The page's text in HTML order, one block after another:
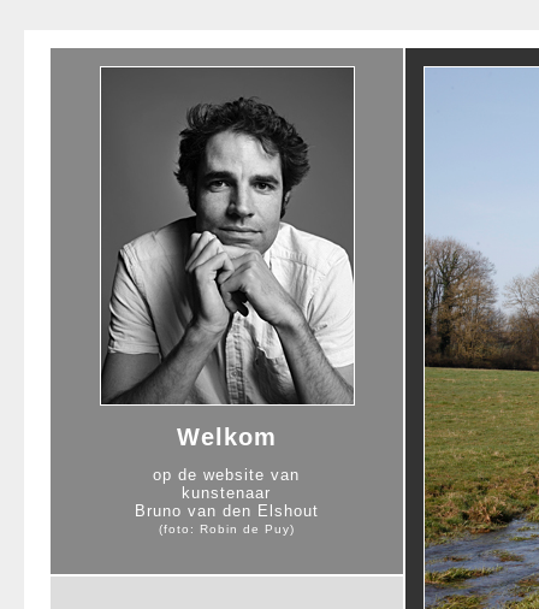
Welkom
op de website van
kunstenaar
Bruno van den Elshout
(foto: Robin de Puy)